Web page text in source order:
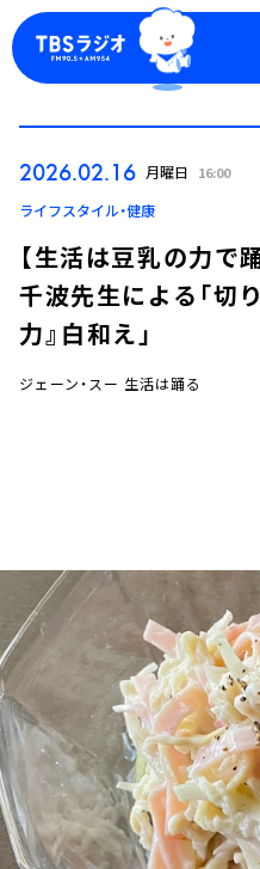
ログイン
イベント・グッズ
YouTube
会社情報
2026.02.16 月曜日 16:00
ライフスタイル・健康
【生活は豆乳の力で
千波先生による「切
力』白和え」
ジェーン・スー 生活は踊る